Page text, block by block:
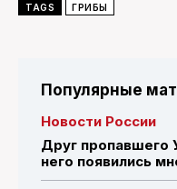
TAGS ГРИБЫ
Популярные
Новости России
Друг пропавшего
него появились